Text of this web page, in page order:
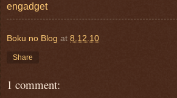
engadget
Boku no Blog at 8.12.10
Share
1 comment: